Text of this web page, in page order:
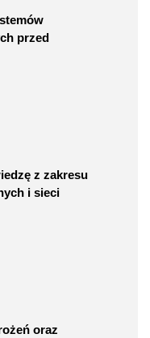
przed
z zakresu
i sieci
oraz